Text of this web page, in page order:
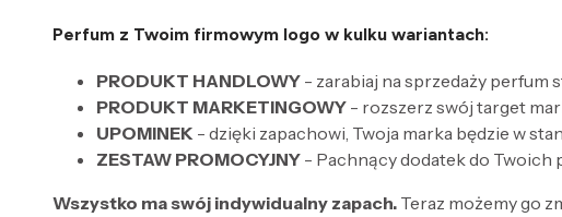
Perfum z Twoim firmowym logo w kulku wariantach:
PRODUKT HANDLOWY - zarabiaj na sprzedaży perfum
PRODUKT MARKETINGOWY - rozszerz swój target
UPOMINEK - dzięki zapachowi, Twoja marka będzie w
ZESTAW PROMOCYJNY - Pachnący dodatek do Twoich
Wszystko ma swój indywidualny zapach. Teraz możemy go